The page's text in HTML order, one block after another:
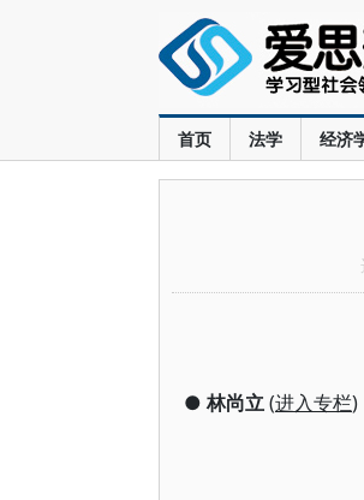
首页 法学 经济
●林尚立(进入专栏)